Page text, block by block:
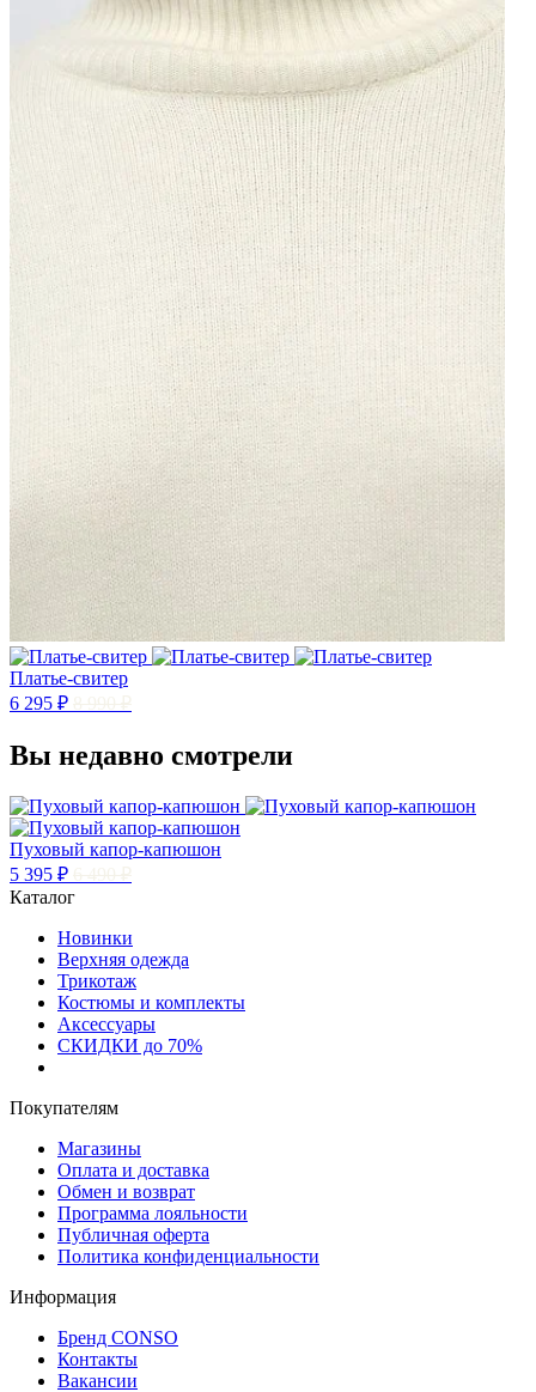
Платье-свитер
6 295 ₽
Вы недавно смотрели
Пуховый капор-капюшон
5 395 ₽
Каталог
Новинки
Верхняя одежда
Трикотаж
Костюмы и комплекты
Аксессуары
СКИДКИ до 70%
Покупателям
Магазины
Оплата и доставка
Обмен и возврат
Программа лояльности
Публичная оферта
Политика конфиденциальности
Информация
Бренд CONSO
Контакты
Вакансии